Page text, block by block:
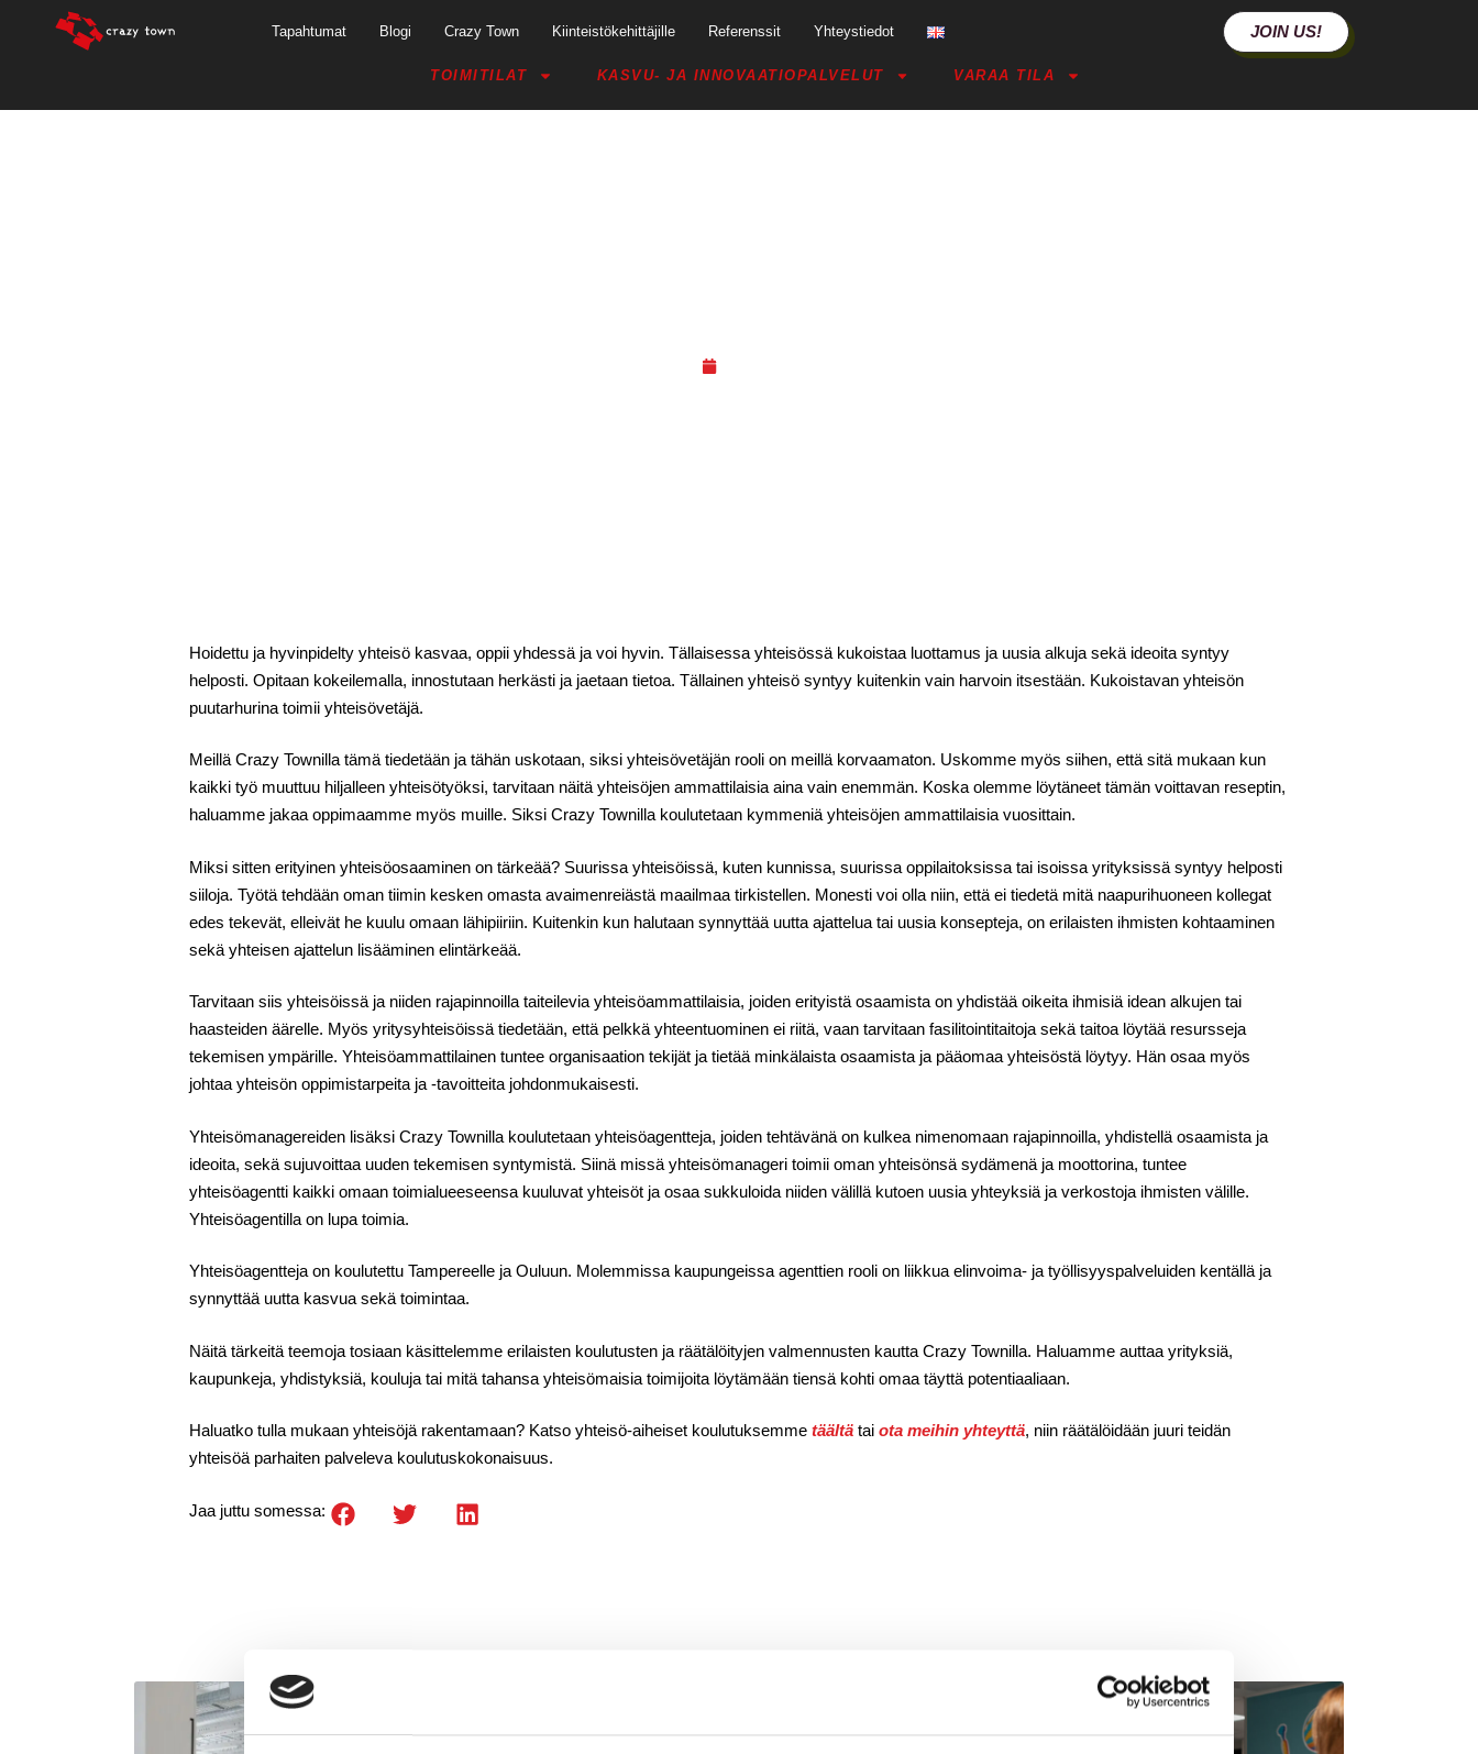
Tapahtumat Blogi Crazy Town Kiinteistökehittäjille Referenssit Yhteystiedot JOIN US!
TOIMITILAT KASVU- JA INNOVAATIOPALVELUT VARAA TILA
Hoidettu ja hyvinpidelty yhteisö kasvaa, oppii yhdessä ja voi hyvin. Tällaisessa yhteisössä kukoistaa luottamus ja uusia alkuja sekä ideoita syntyy
helposti. Opitaan kokeilemalla, innostutaan herkästi ja jaetaan tietoa. Tällainen yhteisö syntyy kuitenkin vain harvoin itsestään. Kukoistavan yhteisön
puutarhurina toimii yhteisövetäjä.
Meillä Crazy Townilla tämä tiedetään ja tähän uskotaan, siksi yhteisövetäjän rooli on meillä korvaamaton. Uskomme myös siihen, että sitä mukaan kun
kaikki työ muuttuu hiljalleen yhteisötyöksi, tarvitaan näitä yhteisöjen ammattilaisia aina vain enemmän. Koska olemme löytäneet tämän voittavan reseptin,
haluamme jakaa oppimaamme myös muille. Siksi Crazy Townilla koulutetaan kymmeniä yhteisöjen ammattilaisia vuosittain.
Miksi sitten erityinen yhteisöosaaminen on tärkeää? Suurissa yhteisöissä, kuten kunnissa, suurissa oppilaitoksissa tai isoissa yrityksissä syntyy helposti
siiloja. Työtä tehdään oman tiimin kesken omasta avaimenreiästä maailmaa tirkistellen. Monesti voi olla niin, että ei tiedetä mitä naapurihuoneen kollegat
edes tekevät, elleivät he kuulu omaan lähipiiriin. Kuitenkin kun halutaan synnyttää uutta ajattelua tai uusia konsepteja, on erilaisten ihmisten kohtaaminen
sekä yhteisen ajattelun lisääminen elintärkeää.
Tarvitaan siis yhteisöissä ja niiden rajapinnoilla taiteilevia yhteisöammattilaisia, joiden erityistä osaamista on yhdistää oikeita ihmisiä idean alkujen tai
haasteiden äärelle. Myös yritysyhteisöissä tiedetään, että pelkkä yhteentuominen ei riitä, vaan tarvitaan fasilitointitaitoja sekä taitoa löytää resursseja
tekemisen ympärille. Yhteisöammattilainen tuntee organisaation tekijät ja tietää minkälaista osaamista ja pääomaa yhteisöstä löytyy. Hän osaa myös
johtaa yhteisön oppimistarpeita ja -tavoitteita johdonmukaisesti.
Yhteisömanagereiden lisäksi Crazy Townilla koulutetaan yhteisöagentteja, joiden tehtävänä on kulkea nimenomaan rajapinnoilla, yhdistellä osaamista ja
ideoita, sekä sujuvoittaa uuden tekemisen syntymistä. Siinä missä yhteisömanageri toimii oman yhteisönsä sydämenä ja moottorina, tuntee
yhteisöagentti kaikki omaan toimialueeseensa kuuluvat yhteisöt ja osaa sukkuloida niiden välillä kutoen uusia yhteyksiä ja verkostoja ihmisten välille.
Yhteisöagentilla on lupa toimia.
Yhteisöagentteja on koulutettu Tampereelle ja Ouluun. Molemmissa kaupungeissa agenttien rooli on liikkua elinvoima- ja työllisyyspalveluiden kentällä ja
synnyttää uutta kasvua sekä toimintaa.
Näitä tärkeitä teemoja tosiaan käsittelemme erilaisten koulutusten ja räätälöityjen valmennusten kautta Crazy Townilla. Haluamme auttaa yrityksiä,
kaupunkeja, yhdistyksiä, kouluja tai mitä tahansa yhteisömaisia toimijoita löytämään tiensä kohti omaa täyttä potentiaaliaan.
Haluatko tulla mukaan yhteisöjä rakentamaan? Katso yhteisö-aiheiset koulutuksemme täältä tai ota meihin yhteyttä, niin räätälöidään juuri teidän
yhteisöä parhaiten palveleva koulutuskokonaisuus.
Jaa juttu somessa: